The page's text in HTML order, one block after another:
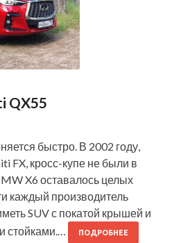
QX55
быстро. В 2002 году,
FX, кросс-купе не были в
X6 оставалось целых
каждый производитель
SUV с покатой крышей и
стойками.…
ПОДРОБНЕЕ